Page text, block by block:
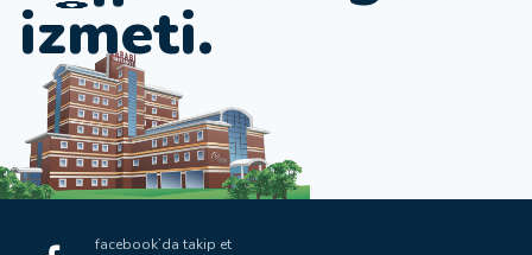
izmeti.
facebook’da takip et